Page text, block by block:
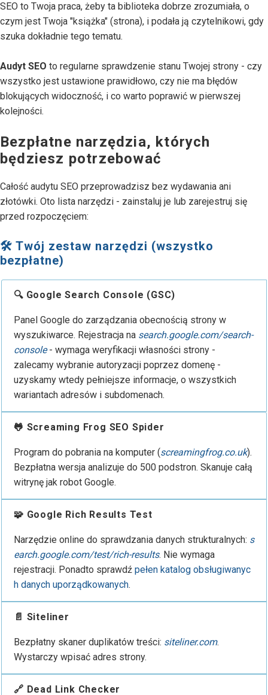
SEO to Twoja praca, żeby ta biblioteka dobrze zrozumiała, o
czym jest Twoja "książka" (strona), i podała ją czytelnikowi, gdy
szuka dokładnie tego tematu.
Audyt SEO to regularne sprawdzenie stanu Twojej strony - czy
wszystko jest ustawione prawidłowo, czy nie ma błędów
blokujących widoczność, i co warto poprawić w pierwszej
kolejności.
Bezpłatne narzędzia, których
będziesz potrzebować
Całość audytu SEO przeprowadzisz bez wydawania ani
złotówki. Oto lista narzędzi - zainstaluj je lub zarejestruj się
przed rozpoczęciem:
🛠 Twój zestaw narzędzi (wszystko
bezpłatne)
🔍 Google Search Console (GSC)
Panel Google do zarządzania obecnością strony w
wyszukiwarce. Rejestracja na search.google.com/search-
console- wymaga weryfikacji własności strony -
zalecamy wybranie autoryzacji poprzez domenę -
uzyskamy wtedy pełniejsze informacje, o wszystkich
wariantach adresów i subdomenach.
🐸 Screaming Frog SEO Spider
Program do pobrania na komputer (screamingfrog.co.uk).
Bezpłatna wersja analizuje do 500 podstron. Skanuje całą
witrynę jak robot Google.
🧩 Google Rich Results Test
Narzędzie online do sprawdzania danych strukturalnych: s
earch.google.com/test/rich-results. Nie wymaga
rejestracji. Ponadto sprawdź pełen katalog obsługiwanyc
h danych uporządkowanych.
📄 Siteliner
Bezpłatny skaner duplikatów treści: siteliner.com.
Wystarczy wpisać adres strony.
🔗 Dead Link Checker